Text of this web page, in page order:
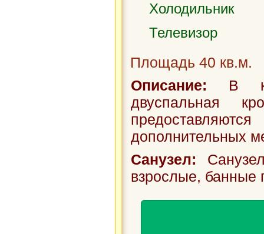
Холодильник
Телевизор
Площадь 40 кв.м.
Описание: В
двуспальная
дополнительных
Санузел:
взрослые, банные